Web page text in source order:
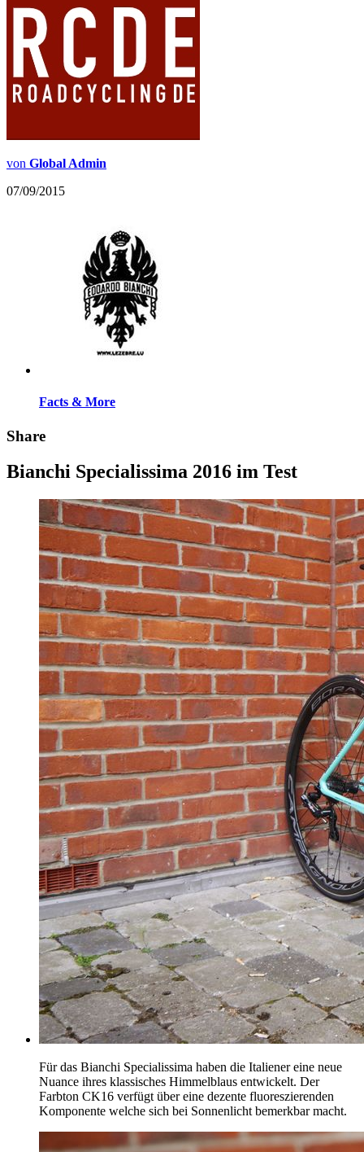
von Global Admin
07/09/2015
Facts & More
Share
Bianchi Specialissima 2016 im Test
Für das Bianchi Specialissima haben die Italiener eine neue
Nuance ihres klassisches Himmelblaus entwickelt. Der
Farbton CK16 verfügt über eine dezente fluoreszierenden
Komponente welche sich bei Sonnenlicht bemerkbar macht.